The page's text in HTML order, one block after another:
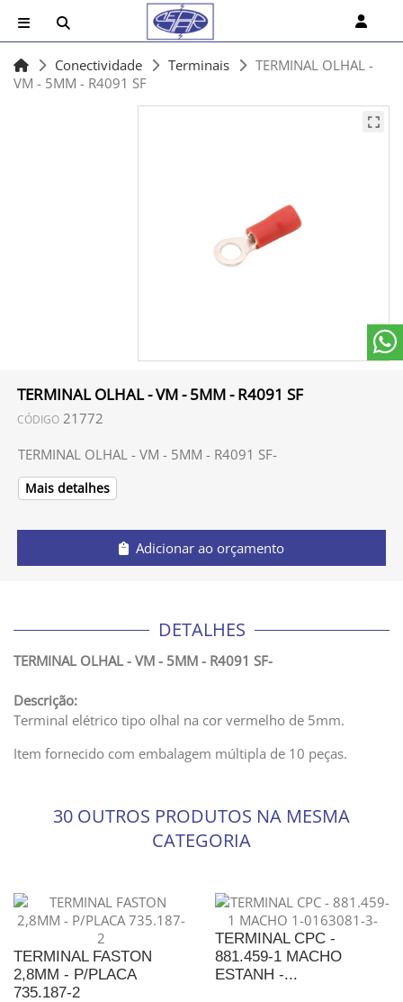
Conectividade Terminais
TERMINAL OLHAL -
VM - 5MM - R4091 SF
TERMINAL OLHAL - VM - 5MM - R4091 SF
CÓDIGO 21772
TERMINAL OLHAL - VM - 5MM - R4091 SF-
Mais detalhes
Adicionar ao orçamento
DETALHES
TERMINAL OLHAL - VM - 5MM - R4091 SF-
Descrição:
Terminal elétrico tipo olhal na cor vermelho de 5mm.
Item fornecido com embalagem múltipla de 10 peças.
30 OUTROS PRODUTOS NA MESMA
CATEGORIA
TERMINAL FASTON
2,8MM - P/PLACA
735.187-2
TERMINAL CPC -
881.459-1 MACHO
ESTANH -...